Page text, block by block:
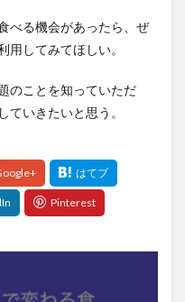
べる機会があったら、ぜ
用してみてほしい。
のことを知っていただ
ていきたいと思う。